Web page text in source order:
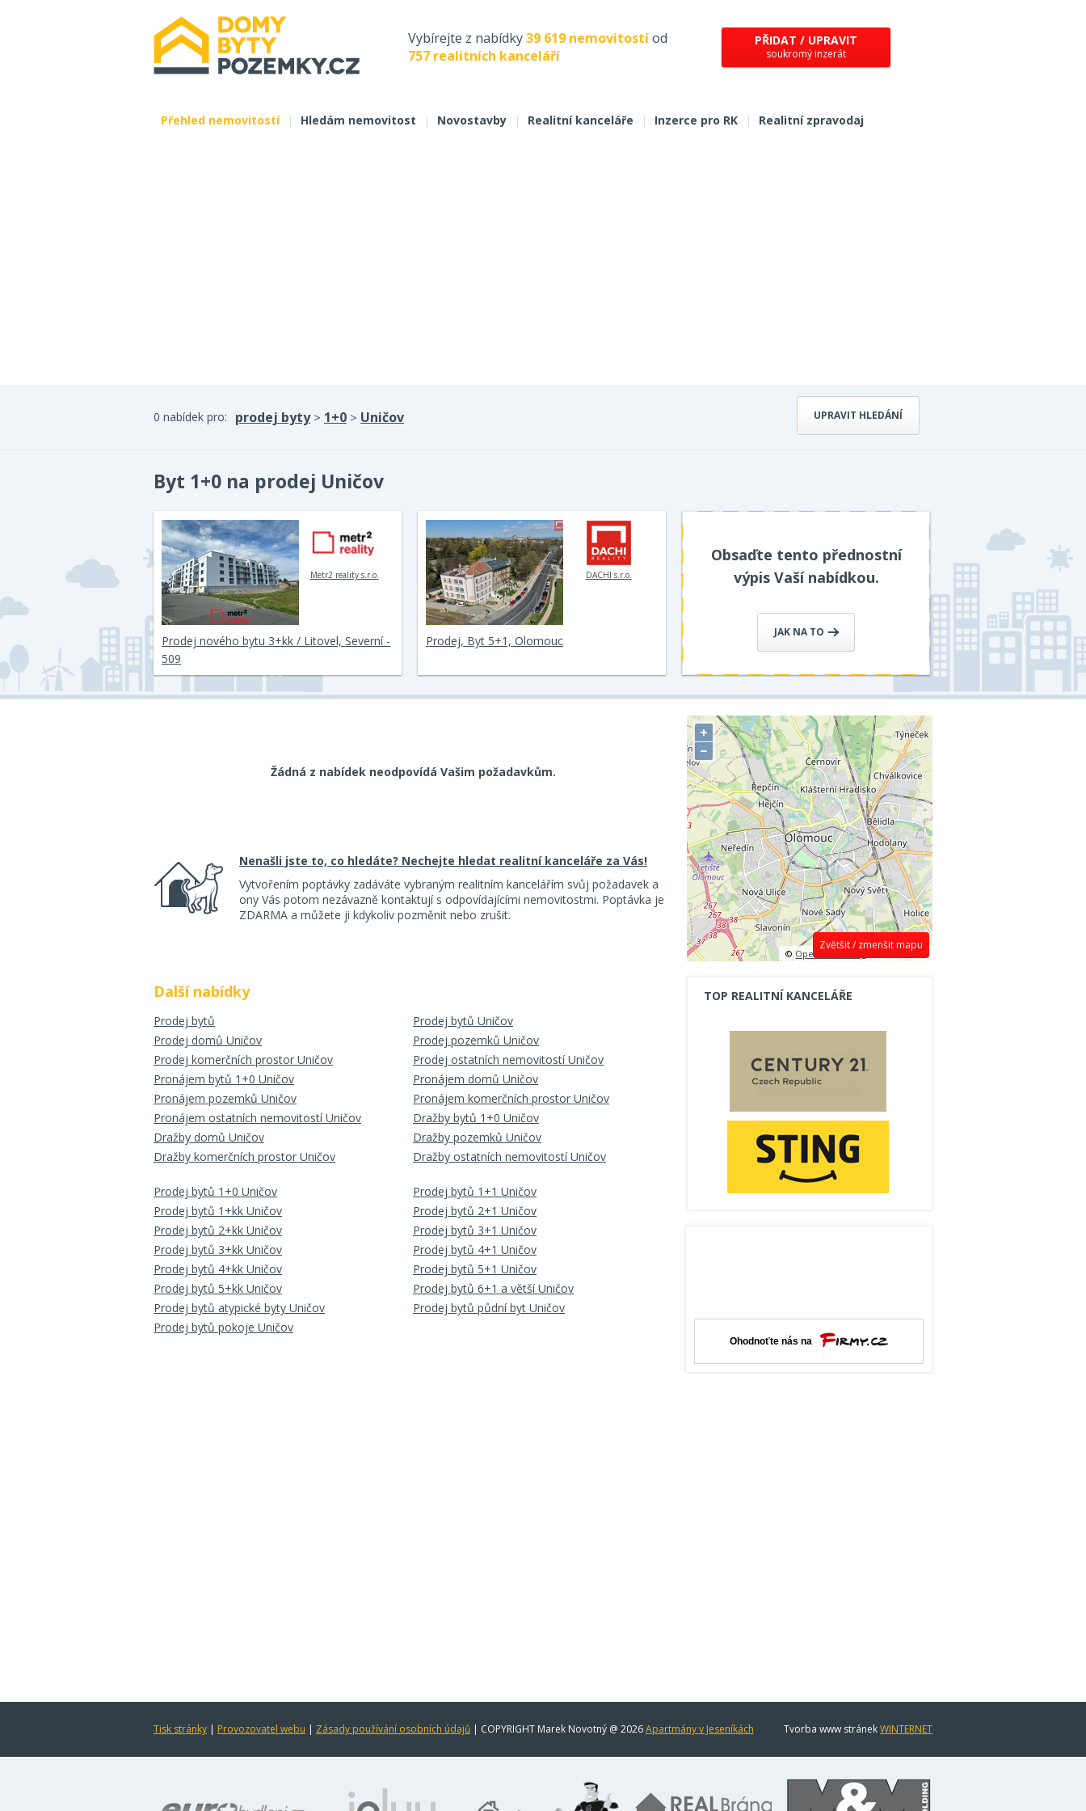
Vybírejte z nabídky39 619 nemovitostíod
757 realitních kanceláří
PŘIDAT / UPRAVIT
soukromý inzerát
Přehled nemovitostí | Hledám nemovitost | Novostavby | Realitní kanceláře | Inzerce pro RK | Realitní zpravodaj
UPRAVIT HLEDÁNÍ
0 nabídek pro: prodej byty> 1+0 > Uničov
Byt 1+0 na prodej Uničov
Metr2 reality s.r.o.
Prodej nového bytu 3+kk / Litovel, Severní -
509
DACHI s.r.o.
Prodej, Byt 5+1, Olomouc
Obsaďte tento přednostní
výpis Vaší nabídkou.
JAK NA TO
Žádná z nabídek neodpovídá Vašim požadavkům.
Nenašli jste to, co hledáte? Nechejte hledat realitní kanceláře za Vás!
Vytvořením poptávky zadáváte vybraným realitním kancelářím svůj požadavek a
ony Vás potom nezávazně kontaktují s odpovídajícími nemovitostmi. Poptávka je
ZDARMA a můžete ji kdykoliv pozměnit nebo zrušit.
Další nabídky
Prodej bytů
Prodej bytů Uničov
Prodej domů Uničov
Prodej pozemků Uničov
Prodej komerčních prostor Uničov
Prodej ostatních nemovitostí Uničov
Pronájem bytů 1+0 Uničov
Pronájem domů Uničov
Pronájem pozemků Uničov
Pronájem komerčních prostor Uničov
Pronájem ostatních nemovitostí Uničov
Dražby bytů 1+0 Uničov
Dražby domů Uničov
Dražby pozemků Uničov
Dražby komerčních prostor Uničov
Dražby ostatních nemovitostí Uničov
Prodej bytů 1+0 Uničov
Prodej bytů 1+1 Uničov
Prodej bytů 1+kk Uničov
Prodej bytů 2+1 Uničov
Prodej bytů 2+kk Uničov
Prodej bytů 3+1 Uničov
Prodej bytů 3+kk Uničov
Prodej bytů 4+1 Uničov
Prodej bytů 4+kk Uničov
Prodej bytů 5+1 Uničov
Prodej bytů 5+kk Uničov
Prodej bytů 6+1 a větší Uničov
Prodej bytů atypické byty Uničov
Prodej bytů půdní byt Uničov
Prodej bytů pokoje Uničov
Zvětšit / zmenšit mapu
+
−
©OpenStreetMap contributors.
TOP REALITNÍ KANCELÁŘE
Tisk stránky | Provozovatel webu | Zásady používání osobních údajů | COPYRIGHT Marek Novotný @ 2026Apartmány v Jeseníkách Tvorba www stránekWINTERNET